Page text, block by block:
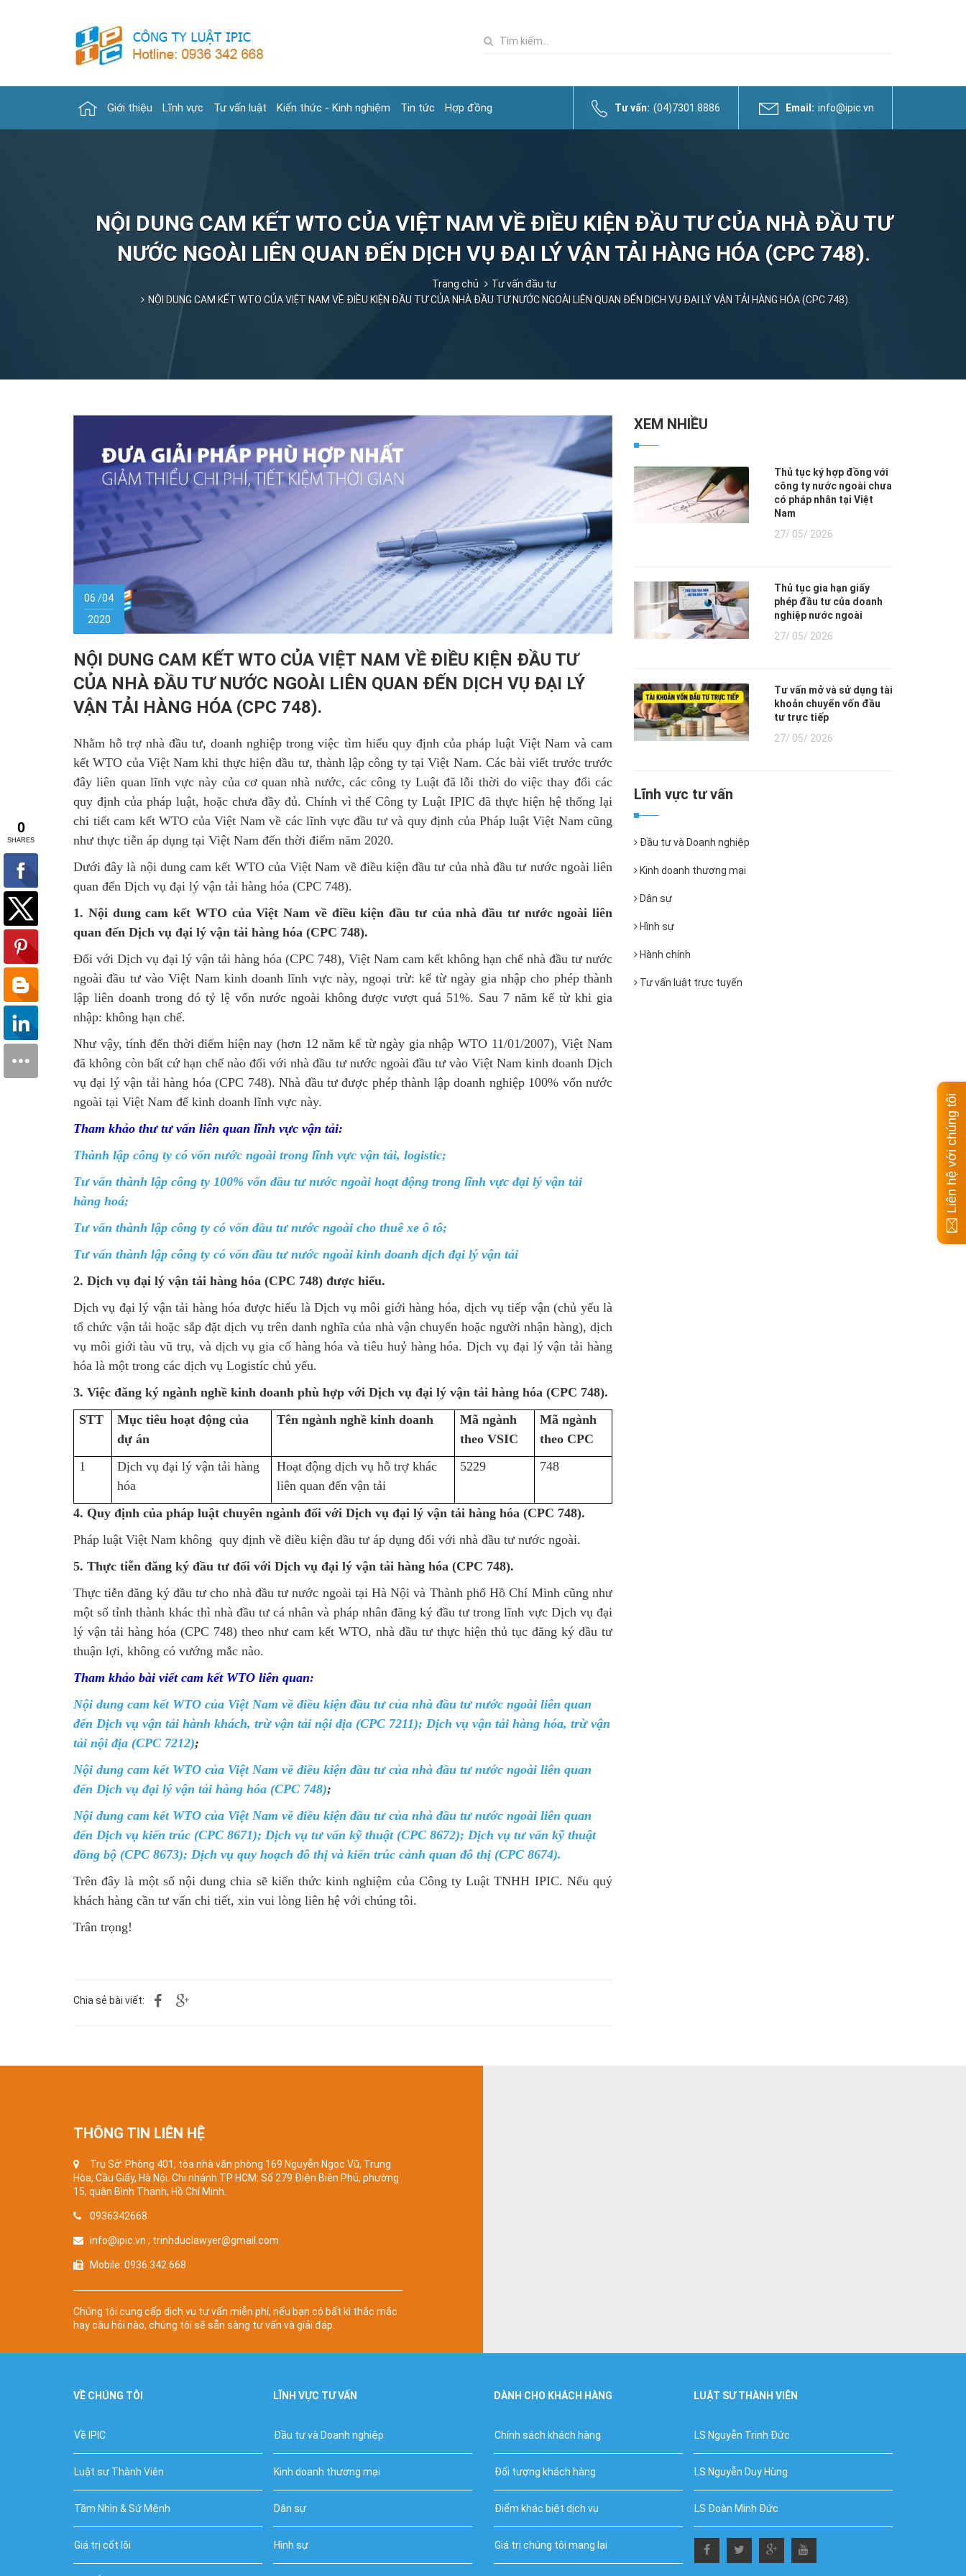
Giới thiệu Lĩnh vực Tư vấn luật Kiến thức - Kinh nghiệm Tin tức Hợp đồng Tư vấn: (04)7301.8886 Email: info@ipic.vn
NỘI DUNG CAM KẾT WTO CỦA VIỆT NAM VỀ ĐIỀU KIỆN ĐẦU TƯ CỦA NHÀ ĐẦU TƯ
NƯỚC NGOÀI LIÊN QUAN ĐẾN DỊCH VỤ ĐẠI LÝ VẬN TẢI HÀNG HÓA (CPC 748).
Trang chủ
Tư vấn đầu tư
NỘI DUNG CAM KẾT WTO CỦA VIỆT NAM VỀ ĐIỀU KIỆN ĐẦU TƯ CỦA NHÀ ĐẦU TƯ NƯỚC NGOÀI LIÊN QUAN ĐẾN DỊCH VỤ ĐẠI LÝ VẬN TẢI HÀNG HÓA (CPC 748).
06 /04
2020
NỘI DUNG CAM KẾT WTO CỦA VIỆT NAM VỀ ĐIỀU KIỆN ĐẦU TƯ
CỦA NHÀ ĐẦU TƯ NƯỚC NGOÀI LIÊN QUAN ĐẾN DỊCH VỤ ĐẠI LÝ
VẬN TẢI HÀNG HÓA (CPC 748).
Nhằm hỗ trợ nhà đầu tư, doanh nghiệp trong việc tìm hiểu quy định của pháp luật Việt Nam và cam
kết WTO của Việt Nam khi thực hiện đầu tư, thành lập công ty tại Việt Nam. Các bài viết trước trước
đây liên quan lĩnh vực này của cơ quan nhà nước, các công ty Luật đã lỗi thời do việc thay đổi các
quy định của pháp luật, hoặc chưa đầy đủ. Chính vì thế Công ty Luật IPIC đã thực hiện hệ thống lại
chi tiết cam kết WTO của Việt Nam về các lĩnh vực đầu tư và quy định của Pháp luật Việt Nam cũng
như thực tiễn áp dụng tại Việt Nam đến thời điểm năm 2020.
Dưới đây là nội dung cam kết WTO của Việt Nam về điều kiện đầu tư của nhà đầu tư nước ngoài liên
quan đến Dịch vụ đại lý vận tải hàng hóa (CPC 748).
1. Nội dung cam kết WTO của Việt Nam về điều kiện đầu tư của nhà đầu tư nước ngoài liên
quan đến Dịch vụ đại lý vận tải hàng hóa (CPC 748).
Đối với Dịch vụ đại lý vận tải hàng hóa (CPC 748), Việt Nam cam kết không hạn chế nhà đầu tư nước
ngoài đầu tư vào Việt Nam kinh doanh lĩnh vực này, ngoại trừ: kể từ ngày gia nhập cho phép thành
lập liên doanh trong đó tỷ lệ vốn nước ngoài không được vượt quá 51%. Sau 7 năm kể từ khi gia
nhập: không hạn chế.
Như vậy, tính đến thời điểm hiện nay (hơn 12 năm kể từ ngày gia nhập WTO 11/01/2007), Việt Nam
đã không còn bất cứ hạn chế nào đối với nhà đầu tư nước ngoài đầu tư vào Việt Nam kinh doanh Dịch
vụ đại lý vận tải hàng hóa (CPC 748). Nhà đầu tư được phép thành lập doanh nghiệp 100% vốn nước
ngoài tại Việt Nam để kinh doanh lĩnh vực này.
Tham khảo thư tư vấn liên quan lĩnh vực vận tải:
Thành lập công ty có vốn nước ngoài trong lĩnh vực vận tải, logistic;
Tư vấn thành lập công ty 100% vốn đầu tư nước ngoài hoạt động trong lĩnh vực đại lý vận tải
hàng hoá;
Tư vấn thành lập công ty có vốn đầu tư nước ngoài cho thuê xe ô tô;
Tư vấn thành lập công ty có vốn đầu tư nước ngoài kinh doanh dịch đại lý vận tải
2. Dịch vụ đại lý vận tải hàng hóa (CPC 748) được hiểu.
Dịch vụ đại lý vận tải hàng hóa được hiểu là Dịch vụ môi giới hàng hóa, dịch vụ tiếp vận (chủ yếu là
tổ chức vận tải hoặc sắp đặt dịch vụ trên danh nghĩa của nhà vận chuyển hoặc người nhận hàng), dịch
vụ môi giới tàu vũ trụ, và dịch vụ gia cố hàng hóa và tiêu huỷ hàng hóa. Dịch vụ đại lý vận tải hàng
hóa là một trong các dịch vụ Logistíc chủ yếu.
3. Việc đăng ký ngành nghề kinh doanh phù hợp với Dịch vụ đại lý vận tải hàng hóa (CPC 748).
STT
Mục tiêu hoạt động của
dự án
Tên ngành nghề kinh doanh
Mã ngành
theo VSIC
Mã ngành
theo CPC
1
Dịch vụ đại lý vận tải hàng
hóa
Hoạt động dịch vụ hỗ trợ khác
liên quan đến vận tải
5229 748
4. Quy định của pháp luật chuyên ngành đối với Dịch vụ đại lý vận tải hàng hóa (CPC 748).
Pháp luật Việt Nam không quy định về điều kiện đầu tư áp dụng đối với nhà đầu tư nước ngoài.
5. Thực tiễn đăng ký đầu tư đối với Dịch vụ đại lý vận tải hàng hóa (CPC 748).
Thực tiễn đăng ký đầu tư cho nhà đầu tư nước ngoài tại Hà Nội và Thành phố Hồ Chí Minh cũng như
một số tỉnh thành khác thì nhà đầu tư cá nhân và pháp nhân đăng ký đầu tư trong lĩnh vực Dịch vụ đại
lý vận tải hàng hóa (CPC 748) theo như cam kết WTO, nhà đầu tư thực hiện thủ tục đăng ký đầu tư
thuận lợi, không có vướng mắc nào.
Tham khảo bài viết cam kết WTO liên quan:
Nội dung cam kết WTO của Việt Nam về điều kiện đầu tư của nhà đầu tư nước ngoài liên quan
đến Dịch vụ vận tải hành khách, trừ vận tải nội địa (CPC 7211); Dịch vụ vận tải hàng hóa, trừ vận
tải nội địa (CPC 7212);
Nội dung cam kết WTO của Việt Nam về điều kiện đầu tư của nhà đầu tư nước ngoài liên quan
đến Dịch vụ đại lý vận tải hàng hóa (CPC 748);
Nội dung cam kết WTO của Việt Nam về điều kiện đầu tư của nhà đầu tư nước ngoài liên quan
đến Dịch vụ kiến trúc (CPC 8671); Dịch vụ tư vấn kỹ thuật (CPC 8672); Dịch vụ tư vấn kỹ thuật
đồng bộ (CPC 8673); Dịch vụ quy hoạch đô thị và kiến trúc cảnh quan đô thị (CPC 8674).
Trên đây là một số nội dung chia sẽ kiến thức kinh nghiệm của Công ty Luật TNHH IPIC. Nếu quý
khách hàng cần tư vấn chi tiết, xin vui lòng liên hệ với chúng tôi.
Trân trọng!
Chia sẻ bài viết:
XEM NHIỀU
Thủ tục ký hợp đồng với
công ty nước ngoài chưa
có pháp nhân tại Việt
Nam
27/ 05/ 2026
Thủ tục gia hạn giấy
phép đầu tư của doanh
nghiệp nước ngoài
27/ 05/ 2026
Tư vấn mở và sử dụng tài
khoản chuyển vốn đầu
tư trực tiếp
27/ 05/ 2026
Lĩnh vực tư vấn
Đầu tư và Doanh nghiệp
Kinh doanh thương mại
Dân sự
Hình sự
Hành chính
Tư vấn luật trực tuyến
THÔNG TIN LIÊN HỆ
Trụ Sở: Phòng 401, tòa nhà văn phòng 169 Nguyễn Ngọc Vũ, Trung
Hòa, Cầu Giấy, Hà Nội. Chi nhánh TP HCM: Số 279 Điện Biên Phủ, phường
15, quận Bình Thạnh, Hồ Chí Minh.
0936342668
info@ipic.vn ; trinhduclawyer@gmail.com
Mobile: 0936.342.668
Chúng tôi cung cấp dịch vụ tư vấn miễn phí, nếu bạn có bất kì thắc mắc
hay câu hỏi nào, chúng tôi sẽ sẵn sàng tư vấn và giải đáp.
VỀ CHÚNG TÔI
Về IPIC
Luật sư Thành Viên
Tầm Nhìn & Sứ Mệnh
Giá trị cốt lõi
LĨNH VỰC TƯ VẤN
Đầu tư và Doanh nghiệp
Kinh doanh thương mại
Dân sự
Hình sự
DÀNH CHO KHÁCH HÀNG
Chính sách khách hàng
Đối tượng khách hàng
Điểm khác biệt dịch vụ
Giá trị chúng tôi mang lại
LUẬT SƯ THÀNH VIÊN
LS Nguyễn Trinh Đức
LS Nguyễn Duy Hùng
LS Đoàn Minh Đức
Liên hệ với chúng tôi